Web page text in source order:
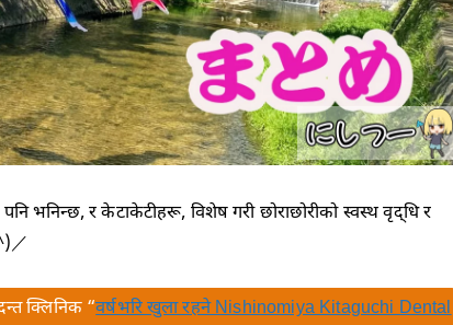
भनिन्छ, र केटाकेटीहरू, विशेष गरी छोराछोरीको स्वस्थ वृद्धि र
／
क्लिनिक “वर्षभरि खुला रहने Nishinomiya Kitaguchi Dental